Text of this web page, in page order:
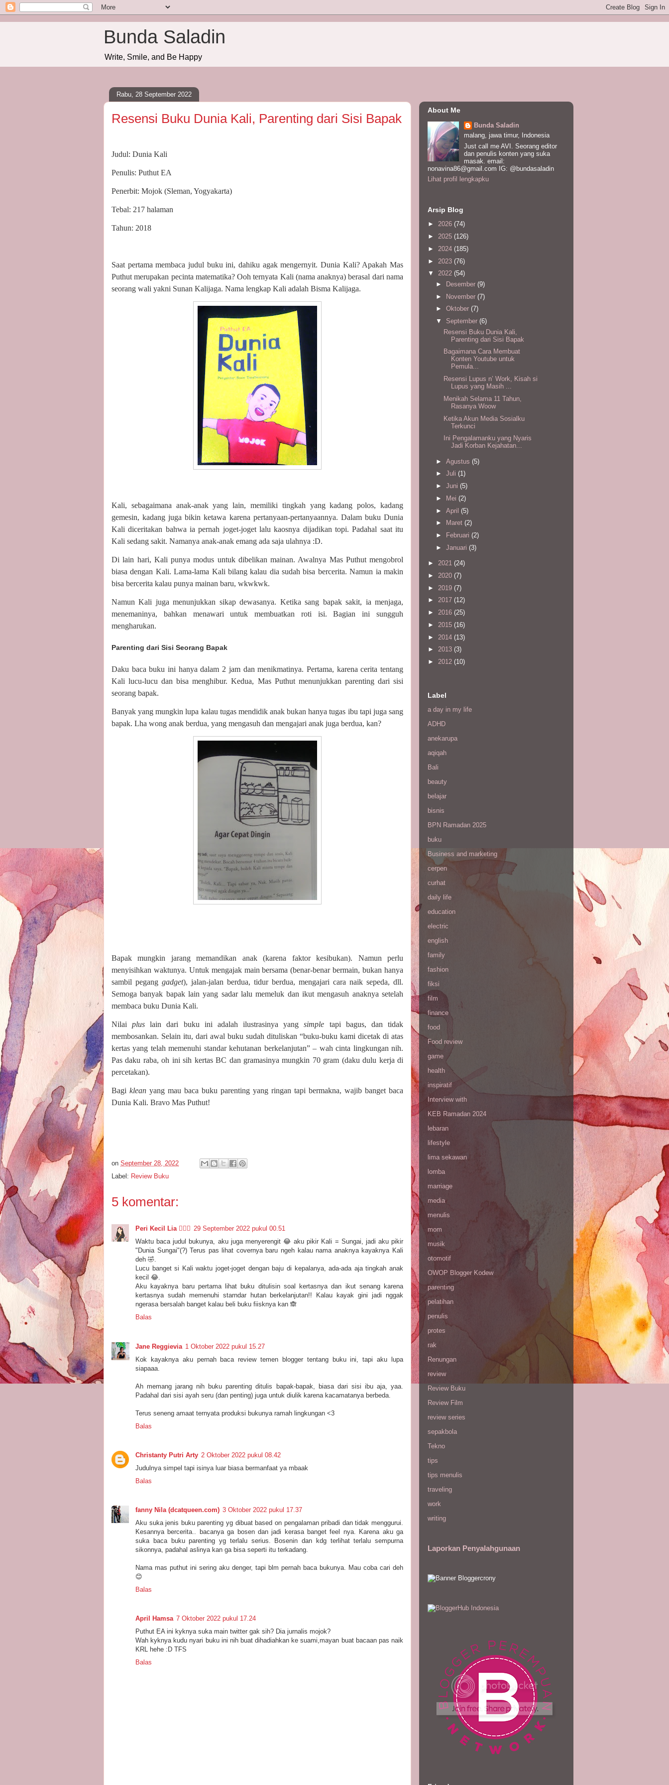
Bunda Saladin
Write, Smile, and Be Happy
Rabu, 28 September 2022
Resensi Buku Dunia Kali, Parenting dari Sisi Bapak
Judul: Dunia Kali
Penulis: Puthut EA
Penerbit: Mojok (Sleman, Yogyakarta)
Tebal: 217 halaman
Tahun: 2018
Saat pertama membaca judul buku ini, dahiku agak mengernyit. Dunia Kali? Apakah Mas
Puthut merupakan pecinta matematika? Ooh ternyata Kali (nama anaknya) berasal dari nama
seorang wali yakni Sunan Kalijaga. Nama lengkap Kali adalah Bisma Kalijaga.
Kali, sebagaimana anak-anak yang lain, memiliki tingkah yang kadang polos, kadang
gemesin, kadang juga bikin ketawa karena pertanyaan-pertanyaannya. Dalam buku Dunia
Kali diceritakan bahwa ia pernah joget-joget lalu kaosnya dijadikan topi. Padahal saat itu
Kali sedang sakit. Namanya anak-anak emang ada saja ulahnya :D.
Di lain hari, Kali punya modus untuk dibelikan mainan. Awalnya Mas Puthut mengobrol
biasa dengan Kali. Lama-lama Kali bilang kalau dia sudah bisa bercerita. Namun ia makin
bisa bercerita kalau punya mainan baru, wkwkwk.
Namun Kali juga menunjukkan sikap dewasanya. Ketika sang bapak sakit, ia menjaga,
menemaninya, bahkan menawari untuk membuatkan roti isi. Bagian ini sungguh
mengharukan.
Parenting dari Sisi Seorang Bapak
Daku baca buku ini hanya dalam 2 jam dan menikmatinya. Pertama, karena cerita tentang
Kali lucu-lucu dan bisa menghibur. Kedua, Mas Puthut menunjukkan parenting dari sisi
seorang bapak.
Banyak yang mungkin lupa kalau tugas mendidik anak bukan hanya tugas ibu tapi juga sang
bapak. Lha wong anak berdua, yang mengasuh dan mengajari anak juga berdua, kan?
Bapak mungkin jarang memandikan anak (karena faktor kesibukan). Namun perlu
menyisihkan waktunya. Untuk mengajak main bersama (benar-benar bermain, bukan hanya
sambil pegang gadget), jalan-jalan berdua, tidur berdua, mengajari cara naik sepeda, dll.
Semoga banyak bapak lain yang sadar lalu memeluk dan ikut mengasuh anaknya setelah
membaca buku Dunia Kali.
Nilaipluslain dari buku ini adalah ilustrasinya yangsimple tapi bagus, dan tidak
membosankan. Selain itu, dari awal buku sudah dituliskan “buku-buku kami dicetak di atas
kertas yang telah memenuhi standar kehutanan berkelanjutan” – wah cinta lingkungan nih.
Pas daku raba, oh ini sih kertas BC dan gramasinya mungkin 70 gram (daku dulu kerja di
percetakan).
Bagi klean yang mau baca buku parenting yang ringan tapi bermakna, wajib banget baca
Dunia Kali. Bravo Mas Puthut!
on September 28, 2022
Label: Review Buku
5 komentar:
Peri Kecil Lia 🧚🏻‍♀️ 29 September 2022 pukul 00.51
Waktu baca judul bukunya, aku juga menyerengit 😂 aku pikir Kali = Sungai, jadi aku pikir
"Dunia Sungai"(?) Terus pas lihat covernya baru ngeh kalau nama anaknya kayaknya Kali
deh 🤣.
Lucu banget si Kali waktu joget-joget dengan baju di kepalanya, ada-ada aja tingkah anak
kecil 😂.
Aku kayaknya baru pertama lihat buku ditulisin soal kertasnya dan ikut senang karena
kertasnya sudah memenuhi starndar hutan berkelanjutan!! Kalau kayak gini jadi nggak
ngerasa bersalah banget kalau beli buku fiisknya kan 🙈
Balas
Jane Reggievia 1 Oktober 2022 pukul 15.27
Kok kayaknya aku pernah baca review temen blogger tentang buku ini, tapi aku lupa
siapaaa.
Ah memang jarang nih buku parenting ditulis bapak-bapak, biasa dari sisi ibu aja, yaa.
Padahal dari sisi ayah seru (dan penting) juga untuk diulik karena kacamatanya berbeda.
Terus seneng amaat ternyata produksi bukunya ramah lingkungan <3
Balas
Christanty Putri Arty 2 Oktober 2022 pukul 08.42
Judulnya simpel tapi isinya luar biasa bermanfaat ya mbaak
Balas
fanny Nila (dcatqueen.com) 3 Oktober 2022 pukul 17.37
Aku suka jenis buku parenting yg dibuat based on pengalaman pribadi dan tidak menggurui.
Kesannya bercerita.. bacanya ga bosen dan jadi kerasa banget feel nya. Karena aku ga
suka baca buku parenting yg terlalu serius. Bosenin dan kdg terlihat terlalu sempurna
sikonnya, padahal aslinya kan ga bisa seperti itu terkadang.
Nama mas puthut ini sering aku denger, tapi blm pernah baca bukunya. Mau coba cari deh
😊
Balas
April Hamsa 7 Oktober 2022 pukul 17.24
Puthut EA ini kyknya suka main twitter gak sih? Dia jurnalis mojok?
Wah kyknya kudu nyari buku ini nih buat dihadiahkan ke suami,mayan buat bacaan pas naik
KRL hehe :D TFS
Balas
About Me
Bunda Saladin
malang, jawa timur, Indonesia
Just call me AVI. Seorang editor
dan penulis konten yang suka
masak. email:
nonavina86@gmail.com IG: @bundasaladin
Lihat profil lengkapku
Arsip Blog
► 2026 (74)
► 2025 (126)
► 2024 (185)
► 2023 (76)
▼ 2022 (54)
►
Desember (9)
► November (7)
► Oktober (7)
▼ September (6)
Resensi Buku Dunia Kali,
Parenting dari Sisi Bapak
Bagaimana Cara Membuat
Konten Youtube untuk
Pemula...
Resensi Lupus n’ Work, Kisah si
Lupus yang Masih ...
Menikah Selama 11 Tahun,
Rasanya Woow
Ketika Akun Media Sosialku
Terkunci
Ini Pengalamanku yang Nyaris
Jadi Korban Kejahatan...
► Agustus (5)
► Juli (1)
► Juni (5)
►
Mei (2)
► April (5)
►
Maret (2)
►
Februari (2)
► Januari (3)
► 2021 (24)
► 2020 (7)
► 2019 (7)
► 2017 (12)
► 2016 (25)
► 2015 (16)
► 2014 (13)
► 2013 (3)
► 2012 (10)
Label
a day in my life
ADHD
anekarupa
aqiqah
Bali
beauty
belajar
bisnis
BPN Ramadan 2025
buku
Business and marketing
cerpen
curhat
daily life
education
electric
english
family
fashion
fiksi
film
finance
food
Food review
game
health
inspiratif
Interview with
KEB Ramadan 2024
lebaran
lifestyle
lima sekawan
lomba
marriage
media
menulis
mom
musik
otomotif
OWOP Blogger Kodew
parenting
pelatihan
penulis
protes
rak
Renungan
review
Review Buku
Review Film
review series
sepakbola
Tekno
tips
tips menulis
traveling
work
writing
Laporkan Penyalahgunaan